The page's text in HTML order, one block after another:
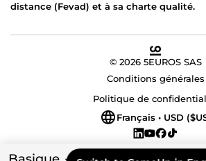
distance (Fevad) et à sa charte qualité.
© 2026 5EUROS SAS
Conditions générales
Politique de
Français • USD